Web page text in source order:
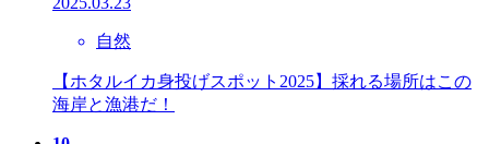
自然
【ホタルイカ身投げスポット2025】採れる場所はこの
海岸と漁港だ！